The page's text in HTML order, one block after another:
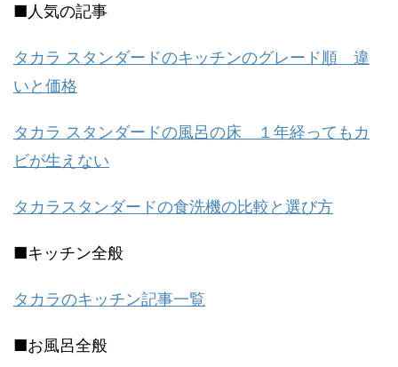
■人気の記事
タカラ スタンダードのキッチンのグレード順 違
いと価格
タカラ スタンダードの風呂の床 １年経ってもカ
ビが生えない
タカラスタンダードの食洗機の比較と選び方
■キッチン全般
タカラのキッチン記事一覧
■お風呂全般